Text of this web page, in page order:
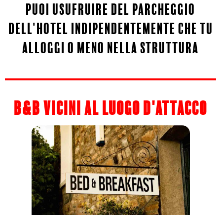
puoi usufruire del parcheggio
dell'hotel indipendentemente che tu
alloggi o meno nella struttura
b&b vicini al luogo d'attacco